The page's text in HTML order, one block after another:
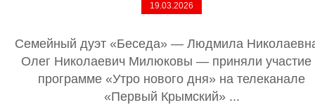
19.03.2026
Семейный дуэт «Беседа» — Людмила
Олег Николаевич Милюковы — приняли участие
программе «Утро нового дня» на телеканале
«Первый Крымский» ...